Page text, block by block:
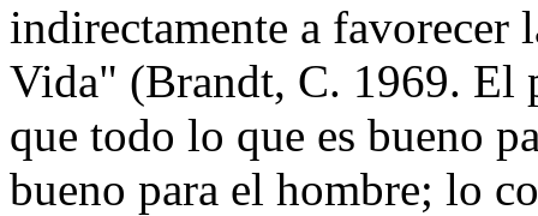
indirectamente a favorecer
Vida" (Brandt, C. 1969. El
que todo lo que es bueno
bueno para el hombre; lo